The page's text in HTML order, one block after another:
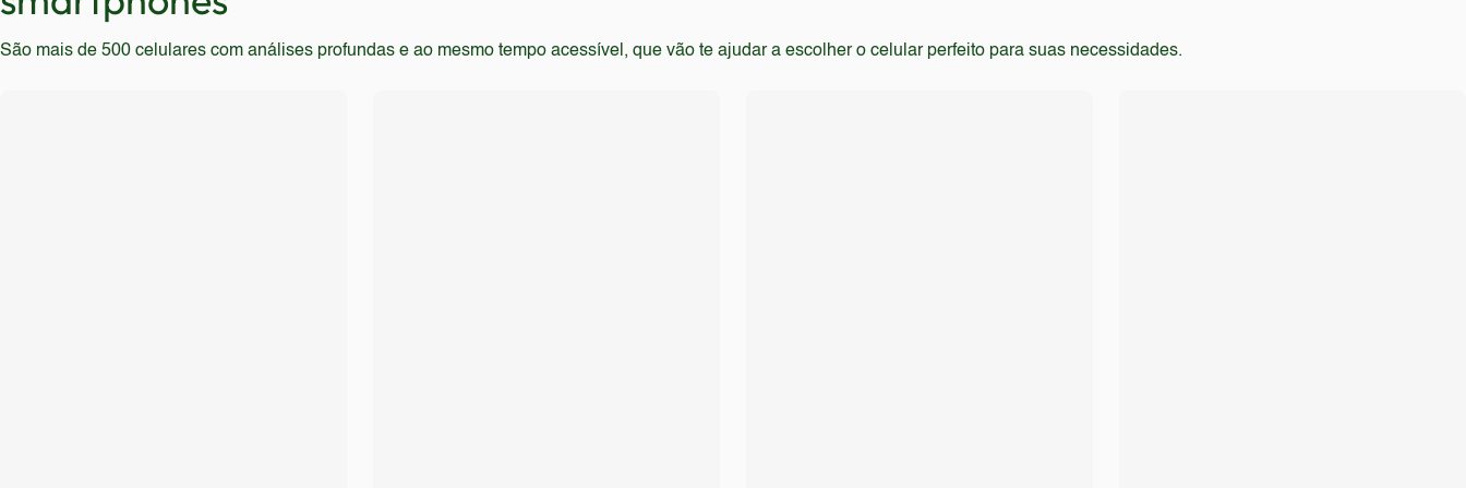
São mais de 500 celulares com análises profundas e ao mesmo tempo acessível, que vão te ajudar a escolher o celular perfeito para suas necessidades.